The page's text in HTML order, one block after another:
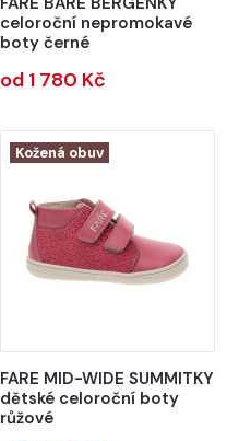
celoroční nepromokavé
boty černé
od 1 780 Kč
Kožená obuv
FARE MID-WIDE SUMMITKY
dětské celoroční boty
růžové